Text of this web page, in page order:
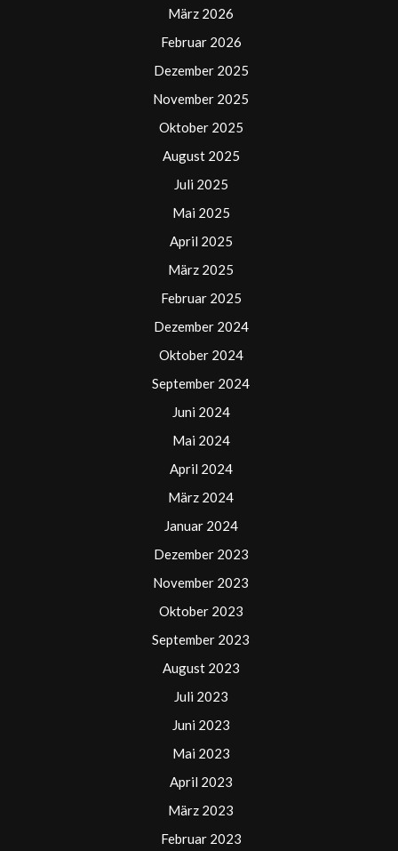
März 2026
Februar 2026
Dezember 2025
November 2025
Oktober 2025
August 2025
Juli 2025
Mai 2025
April 2025
März 2025
Februar 2025
Dezember 2024
Oktober 2024
September 2024
Juni 2024
Mai 2024
April 2024
März 2024
Januar 2024
Dezember 2023
November 2023
Oktober 2023
September 2023
August 2023
Juli 2023
Juni 2023
Mai 2023
April 2023
März 2023
Februar 2023